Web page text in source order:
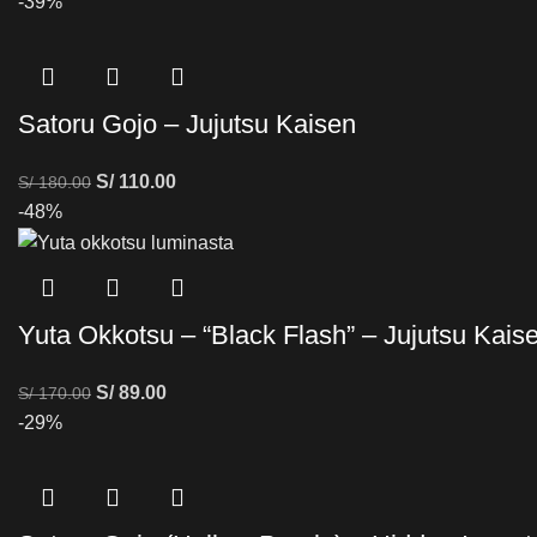
Satoru Gojo – Jujutsu Kaisen
S/180.00 S/110.00
-48%
Yuta Okkotsu – “Black Flash” – Jujutsu
S/170.00 S/89.00
-29%